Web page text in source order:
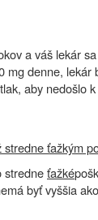
a váš lekár
mg denne, lekár
aby nedošlo
ťažkým
stredneťažké
byť vyššia